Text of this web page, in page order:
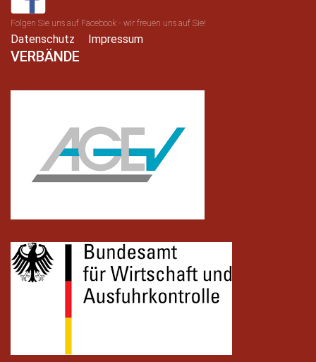
Folgen Sie uns auf Facebook - wir freuen uns auf Sie!
Datenschutz Impressum
VERBÄNDE